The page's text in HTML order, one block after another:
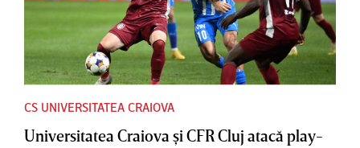
CS UNIVERSITATEA CRAIOVA
Universitatea Craiova şi CFR Cluj atacă play-